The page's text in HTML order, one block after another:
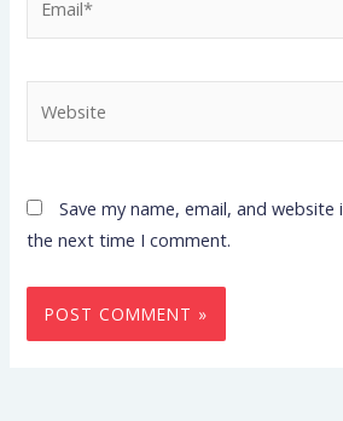
Save my name, email, and
the next time I comment.